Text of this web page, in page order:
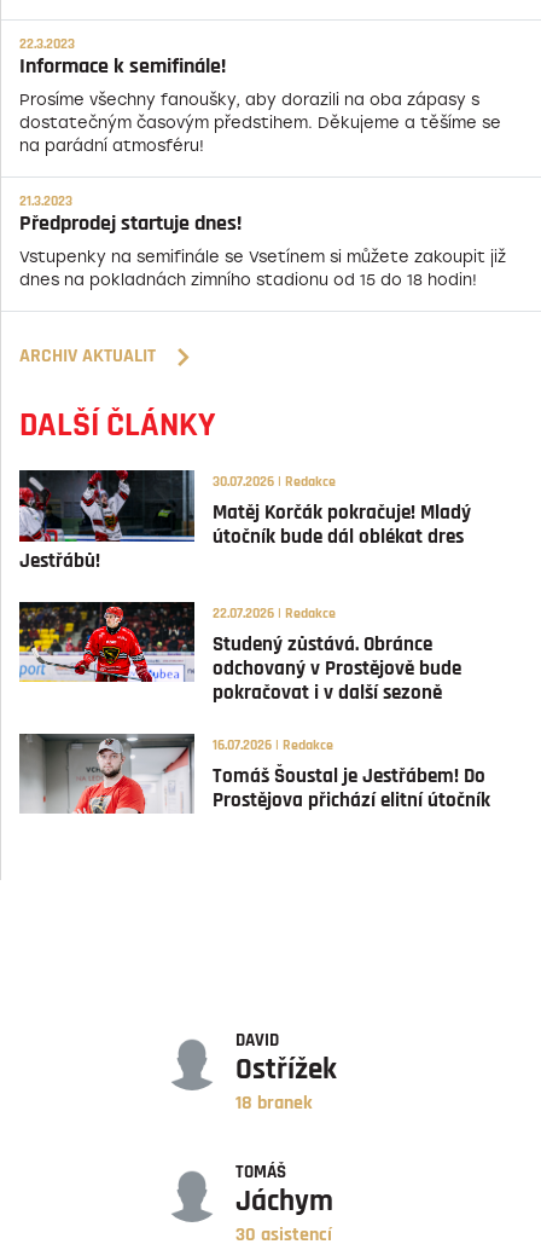
22.3.2023
Informace k semifinále!
Prosíme všechny fanoušky, aby dorazili na oba zápasy s
dostatečným časovým předstihem. Děkujeme a těšíme se
na parádní atmosféru!
21.3.2023
Předprodej startuje dnes!
Vstupenky na semifinále se Vsetínem si můžete zakoupit již
dnes na pokladnách zimního stadionu od 15 do 18 hodin!
ARCHIV AKTUALIT
DALŠÍ ČLÁNKY
30.07.2026 | Redakce
Matěj Korčák pokračuje! Mladý
útočník bude dál oblékat dres
Jestřábů!
22.07.2026 | Redakce
Studený zůstává. Obránce
odchovaný v Prostějově bude
pokračovat i v další sezoně
16.07.2026 | Redakce
Tomáš Šoustal je Jestřábem! Do
Prostějova přichází elitní útočník
DAVID
Ostřížek
18 branek
TOMÁŠ
Jáchym
30 asistencí